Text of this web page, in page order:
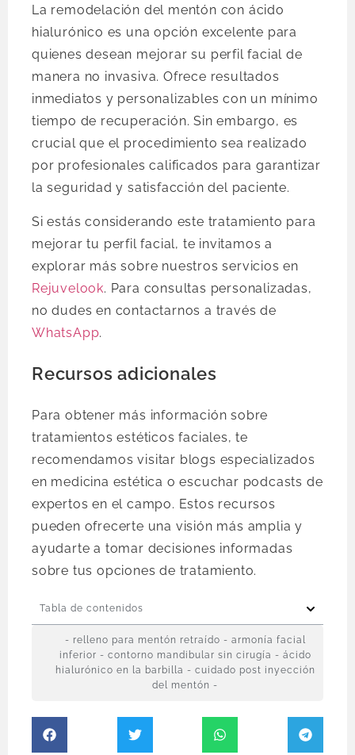
La remodelación del mentón con ácido
hialurónico es una opción excelente para
quienes desean mejorar su perfil facial de
manera no invasiva. Ofrece resultados
inmediatos y personalizables con un mínimo
tiempo de recuperación. Sin embargo, es
crucial que el procedimiento sea realizado
por profesionales calificados para garantizar
la seguridad y satisfacción del paciente.
Si estás considerando este tratamiento para
mejorar tu perfil facial, te invitamos a
explorar más sobre nuestros servicios en
Rejuvelook. Para consultas personalizadas,
no dudes en contactarnos a través de
WhatsApp.
Recursos adicionales
Para obtener más información sobre
tratamientos estéticos faciales, te
recomendamos visitar blogs especializados
en medicina estética o escuchar podcasts de
expertos en el campo. Estos recursos
pueden ofrecerte una visión más amplia y
ayudarte a tomar decisiones informadas
sobre tus opciones de tratamiento.
Tabla de contenidos
- relleno para mentón retraído - armonía facial
inferior - contorno mandibular sin cirugía - ácido
hialurónico en la barbilla - cuidado post inyección
del mentón -